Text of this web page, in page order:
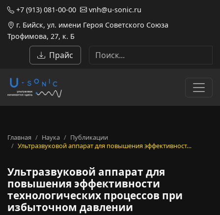
+7 (913) 081-00-00
vnh@u-sonic.ru
г. Бийск, ул. имени Героя Советского Союза
Трофимова, 27, к. Б
Прайс
Главная Наука
Публикации
Ультразвуковой аппарат для повышения эффективност…
Ультразвуковой аппарат для
повышения эффективности
технологических процессов при
избыточном давлении